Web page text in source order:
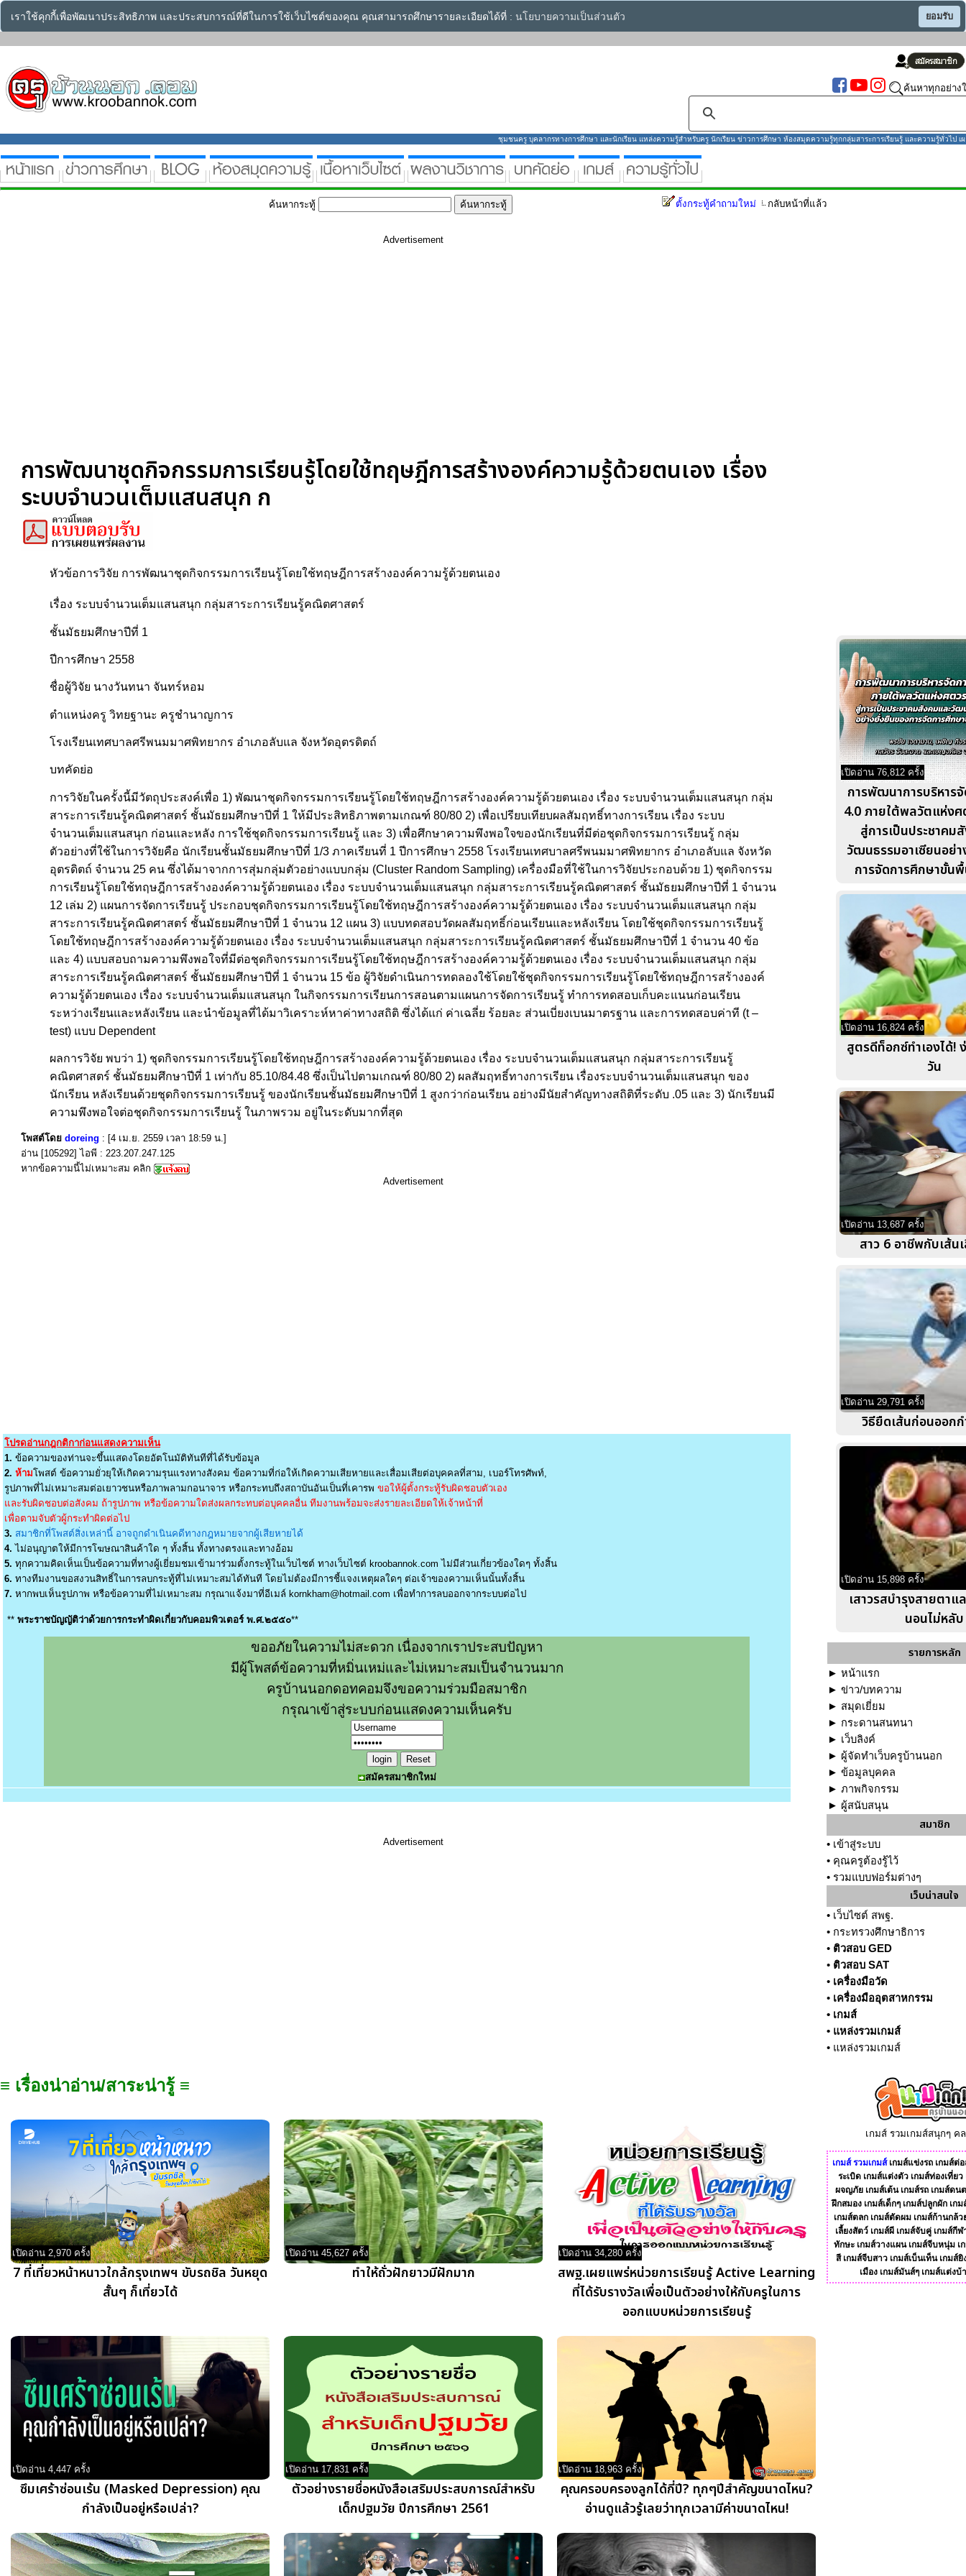
เราใช้คุกกี้เพื่อพัฒนาประสิทธิภาพ และประสบการณ์ที่ดีในการใช้เว็บไซต์ของคุณ คุณสามารถศึกษารายละเอียดได้ที่ : นโยบายความเป็นส่วนตัว ยอมรับ
ค้นหาทุกอย่าง
ชุมชนครู บุคลากรทางการศึกษา และนักเรียน แหล่งความรู้สำหรับครู นักเรียน ข่าวการศึกษา ห้องสมุดความรู้ทุกกลุ่มสาระการเรียนรู้ และความรู้ทั่วไป เ
ค้นหากระทู้ ตั้งกระทู้คำถามใหม่ กลับหน้าที่แล้ว
Advertisement
การพัฒนาชุดกิจกรรมการเรียนรู้โดยใช้ทฤษฎีการสร้างองค์ความรู้ด้วยตนเอง เรื่อง
ระบบจำนวนเต็มแสนสนุก ก
หัวข้อการวิจัย การพัฒนาชุดกิจกรรมการเรียนรู้โดยใช้ทฤษฎีการสร้างองค์ความรู้ด้วยตนเอง
เรื่อง ระบบจำนวนเต็มแสนสนุก กลุ่มสาระการเรียนรู้คณิตศาสตร์
ชั้นมัธยมศึกษาปีที่ 1
ปีการศึกษา 2558
ชื่อผู้วิจัย นางวันทนา จันทร์หอม
ตำแหน่งครู วิทยฐานะ ครูชำนาญการ
โรงเรียนเทศบาลศรีพนมมาศพิทยากร อำเภอลับแล จังหวัดอุตรดิตถ์
บทคัดย่อ
การวิจัยในครั้งนี้มีวัตถุประสงค์เพื่อ 1) พัฒนาชุดกิจกรรมการเรียนรู้โดยใช้ทฤษฎีการสร้างองค์ความรู้ด้วยตนเอง เรื่อง ระบบจำนวนเต็มแสนสนุก กลุ่ม
สาระการเรียนรู้คณิตศาสตร์ ชั้นมัธยมศึกษาปีที่ 1 ให้มีประสิทธิภาพตามเกณฑ์ 80/80 2) เพื่อเปรียบเทียบผลสัมฤทธิ์ทางการเรียน เรื่อง ระบบ
จำนวนเต็มแสนสนุก ก่อนและหลัง การใช้ชุดกิจกรรมการเรียนรู้ และ 3) เพื่อศึกษาความพึงพอใจของนักเรียนที่มีต่อชุดกิจกรรมการเรียนรู้ กลุ่ม
ตัวอย่างที่ใช้ในการวิจัยคือ นักเรียนชั้นมัธยมศึกษาปีที่ 1/3 ภาคเรียนที่ 1 ปีการศึกษา 2558 โรงเรียนเทศบาลศรีพนมมาศพิทยากร อำเภอลับแล จังหวัด
อุตรดิตถ์ จำนวน 25 คน ซึ่งได้มาจากการสุ่มกลุ่มตัวอย่างแบบกลุ่ม (Cluster Random Sampling) เครื่องมือที่ใช้ในการวิจัยประกอบด้วย 1) ชุดกิจกรรม
การเรียนรู้โดยใช้ทฤษฎีการสร้างองค์ความรู้ด้วยตนเอง เรื่อง ระบบจำนวนเต็มแสนสนุก กลุ่มสาระการเรียนรู้คณิตศาสตร์ ชั้นมัธยมศึกษาปีที่ 1 จำนวน
12 เล่ม 2) แผนการจัดการเรียนรู้ ประกอบชุดกิจกรรมการเรียนรู้โดยใช้ทฤษฎีการสร้างองค์ความรู้ด้วยตนเอง เรื่อง ระบบจำนวนเต็มแสนสนุก กลุ่ม
สาระการเรียนรู้คณิตศาสตร์ ชั้นมัธยมศึกษาปีที่ 1 จำนวน 12 แผน 3) แบบทดสอบวัดผลสัมฤทธิ์ก่อนเรียนและหลังเรียน โดยใช้ชุดกิจกรรมการเรียนรู้
โดยใช้ทฤษฎีการสร้างองค์ความรู้ด้วยตนเอง เรื่อง ระบบจำนวนเต็มแสนสนุก กลุ่มสาระการเรียนรู้คณิตศาสตร์ ชั้นมัธยมศึกษาปีที่ 1 จำนวน 40 ข้อ
และ 4) แบบสอบถามความพึงพอใจที่มีต่อชุดกิจกรรมการเรียนรู้โดยใช้ทฤษฎีการสร้างองค์ความรู้ด้วยตนเอง เรื่อง ระบบจำนวนเต็มแสนสนุก กลุ่ม
สาระการเรียนรู้คณิตศาสตร์ ชั้นมัธยมศึกษาปีที่ 1 จำนวน 15 ข้อ ผู้วิจัยดำเนินการทดลองใช้โดยใช้ชุดกิจกรรมการเรียนรู้โดยใช้ทฤษฎีการสร้างองค์
ความรู้ด้วยตนเอง เรื่อง ระบบจำนวนเต็มแสนสนุก ในกิจกรรมการเรียนการสอนตามแผนการจัดการเรียนรู้ ทำการทดสอบเก็บคะแนนก่อนเรียน
ระหว่างเรียนและหลังเรียน และนำข้อมูลที่ได้มาวิเคราะห์หาค่าทางสถิติ ซึ่งได้แก่ ค่าเฉลี่ย ร้อยละ ส่วนเบี่ยงเบนมาตรฐาน และการทดสอบค่าที (t –
test) แบบ Dependent
ผลการวิจัย พบว่า 1) ชุดกิจกรรมการเรียนรู้โดยใช้ทฤษฎีการสร้างองค์ความรู้ด้วยตนเอง เรื่อง ระบบจำนวนเต็มแสนสนุก กลุ่มสาระการเรียนรู้
คณิตศาสตร์ ชั้นมัธยมศึกษาปีที่ 1 เท่ากับ 85.10/84.48 ซึ่งเป็นไปตามเกณฑ์ 80/80 2) ผลสัมฤทธิ์ทางการเรียน เรื่องระบบจำนวนเต็มแสนสนุก ของ
นักเรียน หลังเรียนด้วยชุดกิจกรรมการเรียนรู้ ของนักเรียนชั้นมัธยมศึกษาปีที่ 1 สูงกว่าก่อนเรียน อย่างมีนัยสำคัญทางสถิติที่ระดับ .05 และ 3) นักเรียนมี
ความพึงพอใจต่อชุดกิจกรรมการเรียนรู้ ในภาพรวม อยู่ในระดับมากที่สุด
โพสต์โดย doreing : [4 เม.ย. 2559 เวลา 18:59 น.]
อ่าน [105292] ไอพี : 223.207.247.125
หากข้อความนี้ไม่เหมาะสม คลิก
Advertisement
โปรดอ่านกฎกติกาก่อนแสดงความเห็น
1. ข้อความของท่านจะขึ้นแสดงโดยอัตโนมัติทันทีที่ได้รับข้อมูล
2. ห้ามโพสต์ ข้อความยั่วยุให้เกิดความรุนแรงทางสังคม ข้อความที่ก่อให้เกิดความเสียหายและเสื่อมเสียต่อบุคคลที่สาม, เบอร์โทรศัพท์,
รูปภาพที่ไม่เหมาะสมต่อเยาวชนหรือภาพลามกอนาจาร หรือกระทบถึงสถาบันอันเป็นที่เคารพ ขอให้ผู้ตั้งกระทู้รับผิดชอบตัวเอง
และรับผิดชอบต่อสังคม ถ้ารูปภาพ หรือข้อความใดส่งผลกระทบต่อบุคคลอื่น ทีมงานพร้อมจะส่งรายละเอียดให้เจ้าหน้าที่
เพื่อตามจับตัวผู้กระทำผิดต่อไป
3. สมาชิกที่โพสต์สิ่งเหล่านี้ อาจถูกดำเนินคดีทางกฎหมายจากผู้เสียหายได้
4. ไม่อนุญาตให้มีการโฆษณาสินค้าใด ๆ ทั้งสิ้น ทั้งทางตรงและทางอ้อม
5. ทุกความคิดเห็นเป็นข้อความที่ทางผู้เยี่ยมชมเข้ามาร่วมตั้งกระทู้ในเว็บไซต์ ทางเว็บไซต์ kroobannok.com ไม่มีส่วนเกี่ยวข้องใดๆ ทั้งสิ้น
6. ทางทีมงานขอสงวนสิทธิ์ในการลบกระทู้ที่ไม่เหมาะสมได้ทันที โดยไม่ต้องมีการชี้แจงเหตุผลใดๆ ต่อเจ้าของความเห็นนั้นทั้งสิ้น
7. หากพบเห็นรูปภาพ หรือข้อความที่ไม่เหมาะสม กรุณาแจ้งมาที่อีเมล์ kornkham@hotmail.com เพื่อทำการลบออกจากระบบต่อไป
** พระราชบัญญัติว่าด้วยการกระทำผิดเกี่ยวกับคอมพิวเตอร์ พ.ศ.๒๕๕๐**
ขออภัยในความไม่สะดวก เนื่องจากเราประสบปัญหา
มีผู้โพสต์ข้อความที่หมิ่นเหม่และไม่เหมาะสมเป็นจำนวนมาก
ครูบ้านนอกดอทคอมจึงขอความร่วมมือสมาชิก
กรุณาเข้าสู่ระบบก่อนแสดงความเห็นครับ
สมัครสมาชิกใหม่
Advertisement
≡ เรื่องน่าอ่าน/สาระน่ารู้ ≡
เปิดอ่าน 2,970 ครั้ง
7 ที่เที่ยวหน้าหนาวใกล้กรุงเทพฯ ขับรถชิล วันหยุด
สั้นๆ ก็เที่ยวได้
เปิดอ่าน 45,627 ครั้ง
ทำให้ถั่วฝักยาวมีฝักมาก
เปิดอ่าน 34,280 ครั้ง
สพฐ.เผยแพร่หน่วยการเรียนรู้ Active Learning
ที่ได้รับรางวัลเพื่อเป็นตัวอย่างให้กับครูในการ
ออกแบบหน่วยการเรียนรู้
เปิดอ่าน 4,447 ครั้ง
ซึมเศร้าซ่อนเร้น (Masked Depression) คุณ
กำลังเป็นอยู่หรือเปล่า?
เปิดอ่าน 17,831 ครั้ง
ตัวอย่างรายชื่อหนังสือเสริมประสบการณ์สำหรับ
เด็กปฐมวัย ปีการศึกษา 2561
เปิดอ่าน 18,963 ครั้ง
คุณครอบครองลูกได้กี่ปี? ทุกๆปีสำคัญขนาดไหน?
อ่านดูแล้วรู้เลยว่าทุกเวลามีค่าขนาดไหน!
เปิดอ่าน 76,812 ครั้ง
การพัฒนาการบริหาร
4.0 ภายใต้พลวัตแห่ง
สู่การเป็นประชาคม
วัฒนธรรมอาเซียนอย่
การจัดการศึกษาขั้น
เปิดอ่าน 16,824 ครั้ง
สูตรดีท็อกซ์ทำเองได้!
วัน
เปิดอ่าน 13,687 ครั้ง
สาว 6 อาชีพกับเส้น
เปิดอ่าน 29,791 ครั้ง
วิธียืดเส้นก่อนออก
เปิดอ่าน 15,898 ครั้ง
เสาวรสบำรุงสายตาแ
นอนไม่หลับ
รายการหลัก
► หน้าแรก
► ข่าว/บทความ
► สมุดเยี่ยม
► กระดานสนทนา
► เว็บลิงค์
► ผู้จัดทำเว็บครูบ้านนอก
► ข้อมูลบุคคล
► ภาพกิจกรรม
► ผู้สนับสนุน
สมาชิก
• เข้าสู่ระบบ
• คุณครูต้องรู้ไว้
• รวมแบบฟอร์มต่างๆ
เว็บน่าสนใจ
• เว็บไซต์ สพฐ.
• กระทรวงศึกษาธิการ
• ติวสอบ GED
• ติวสอบ SAT
• เครื่องมือวัด
• เครื่องมืออุตสาหกรรม
• เกมส์
• แหล่งรวมเกมส์
• แหล่งรวมเกมส์
เกมส์ รวมเกมส์สนุกๆ ค
เกมส์ รวมเกมส์ เกมส์แข่งรถ เกมส์ต่อ
ระเบิด เกมส์แต่งตัว เกมส์ท่องเที่ยว
ผจญภัย เกมส์เต้น เกมส์รถ เกมส์ดน
ฝึกสมอง เกมส์เด็กๆ เกมส์ปลูกผัก เก
เกมส์ตลก เกมส์ตัดผม เกมส์ก้านกล้ว
เลี้ยงสัตว์ เกมส์ผี เกมส์จับคู่ เกมส์กีฬ
ทักษะ เกมส์วางแผน เกมส์จีบหนุ่ม เ
สี เกมส์จีบสาว เกมส์เบ็นเท็น เกมส์ยิ
เมือง เกมส์มันส์ๆ เกมส์แต่งบ้